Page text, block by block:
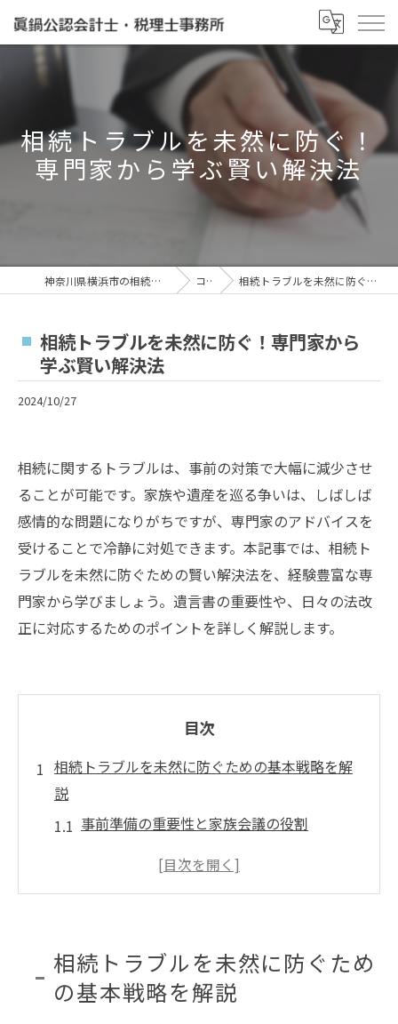
相続トラブルを未然に防ぐ！
専門家から学ぶ賢い解決法
神奈川県横浜市の相続なら眞鍋泰治税理士事務所 コラム 相続トラブルを未然に防ぐ！専門家から学ぶ賢い解決法
相続トラブルを未然に防ぐ！専門家から
学ぶ賢い解決法
2024/10/27
相続に関するトラブルは、事前の対策で大幅に減少させ
ることが可能です。家族や遺産を巡る争いは、しばしば
感情的な問題になりがちですが、専門家のアドバイスを
受けることで冷静に対処できます。本記事では、相続ト
ラブルを未然に防ぐための賢い解決法を、経験豊富な専
門家から学びましょう。遺言書の重要性や、日々の法改
正に対応するためのポイントを詳しく解説します。
目次
相続トラブルを未然に防ぐための基本戦略を解
説
事前準備の重要性と家族会議の役割
法律に基づいた相続計画の立案方法
地域特有の事情を考慮したトラブル防止策
専門家が教える相続問題の冷静な解決法
相続トラブルを未然に防ぐため
の基本戦略を解説